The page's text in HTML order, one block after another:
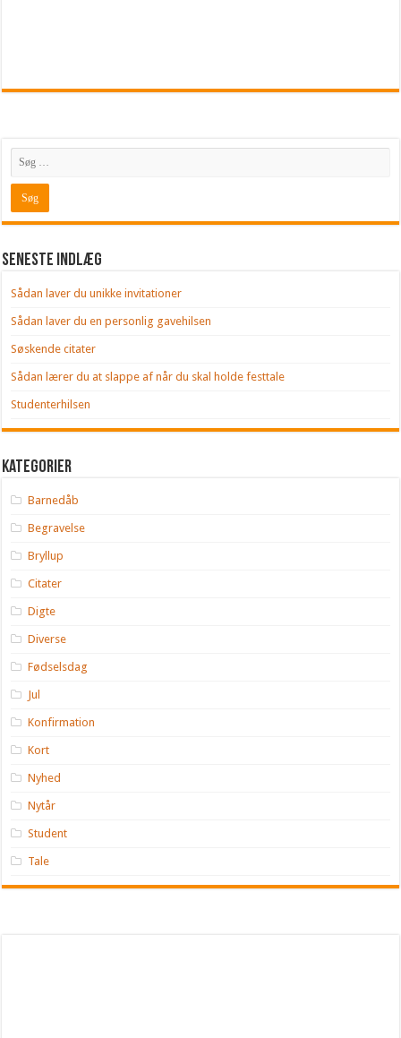
Seneste indlæg
Sådan laver du unikke invitationer
Sådan laver du en personlig gavehilsen
Søskende citater
Sådan lærer du at slappe af når du skal holde festtale
Studenterhilsen
Kategorier
Barnedåb
Begravelse
Bryllup
Citater
Digte
Diverse
Fødselsdag
Jul
Konfirmation
Kort
Nyhed
Nytår
Student
Tale